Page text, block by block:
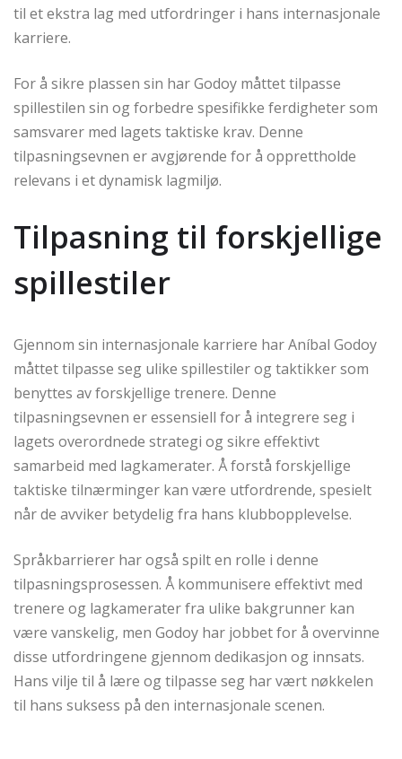
til et ekstra lag med utfordringer i hans internasjonale
karriere.
For å sikre plassen sin har Godoy måttet tilpasse
spillestilen sin og forbedre spesifikke ferdigheter som
samsvarer med lagets taktiske krav. Denne
tilpasningsevnen er avgjørende for å opprettholde
relevans i et dynamisk lagmiljø.
Tilpasning til forskjellige
spillestiler
Gjennom sin internasjonale karriere har Aníbal Godoy
måttet tilpasse seg ulike spillestiler og taktikker som
benyttes av forskjellige trenere. Denne
tilpasningsevnen er essensiell for å integrere seg i
lagets overordnede strategi og sikre effektivt
samarbeid med lagkamerater. Å forstå forskjellige
taktiske tilnærminger kan være utfordrende, spesielt
når de avviker betydelig fra hans klubbopplevelse.
Språkbarrierer har også spilt en rolle i denne
tilpasningsprosessen. Å kommunisere effektivt med
trenere og lagkamerater fra ulike bakgrunner kan
være vanskelig, men Godoy har jobbet for å overvinne
disse utfordringene gjennom dedikasjon og innsats.
Hans vilje til å lære og tilpasse seg har vært nøkkelen
til hans suksess på den internasjonale scenen.